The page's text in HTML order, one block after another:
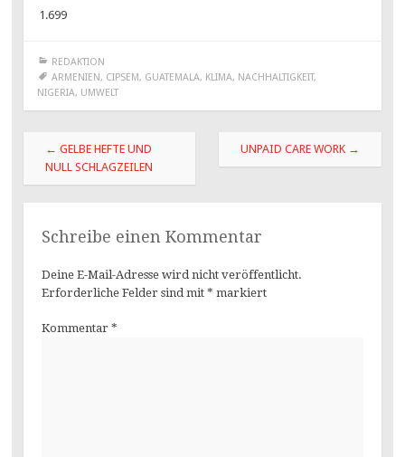
1.699
REDAKTION
ARMENIEN, CIPSEM, GUATEMALA, KLIMA, NACHHALTIGKEIT,
NIGERIA, UMWELT
Beitragsnavigation
← GELBE HEFTE UND
NULL SCHLAGZEILEN
UNPAID CARE WORK →
Schreibe einen Kommentar
Deine E-Mail-Adresse wird nicht veröffentlicht.
Erforderliche Felder sind mit * markiert
Kommentar *